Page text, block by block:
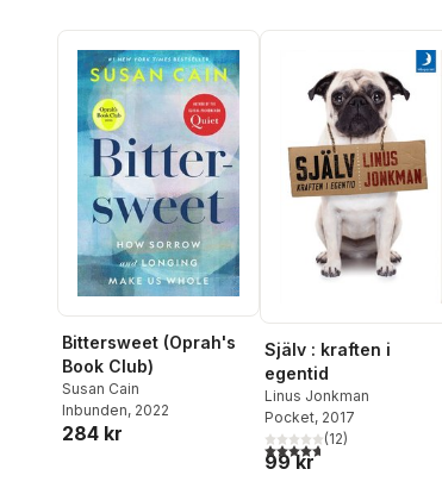
Bittersweet (Oprah's
Book Club)
Susan Cain
Inbunden, 2022
284 kr
Själv : kraften i
egentid
Linus Jonkman
Pocket, 2017
4,7utav 5 stjärnor. Totalt
(12)
99 kr